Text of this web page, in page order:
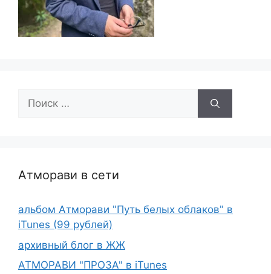
Поиск:
Атморави в сети
альбом Атморави "Путь белых облаков" в
iTunes (99 рублей)
архивный блог в ЖЖ
АТМОРАВИ "ПРОЗА" в iTunes